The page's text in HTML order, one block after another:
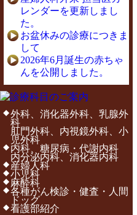
レンダーを更新しまし
た。
お盆休みの診療につきま
して
2026年6月誕生の赤ちゃ
んを公開しました。
外科、消化器外科、乳腺外
科
肛門外科、内視鏡外科、小
児外科
内科、糖尿病・代謝内科
内分泌内科、消化器内科
産婦人科
小児科
麻酔科
各種がん検診・健査・人間
ドッグ
看護部紹介